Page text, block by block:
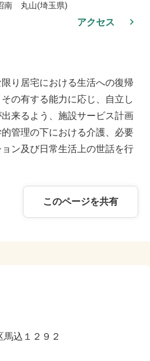
丸山(埼玉県)
アクセス
り居宅における生活への復帰
の有する能力に応じ、自立し
来るよう、施設サービス計画
管理の下における介護、必要
ン及び日常生活上の世話を行
このページを共有
込１２９２